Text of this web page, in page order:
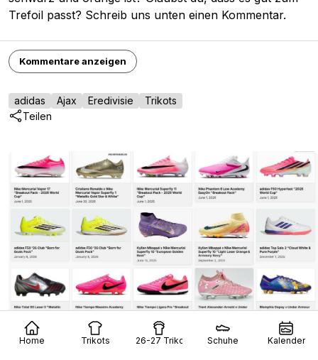
Home Trikots 26-27 Trikots Schuhe Kalender
Trefoil passt? Schreib uns unten einen Kommentar.
Kommentare anzeigen
adidas Ajax Eredivisie
Trikots
Teilen
Sneaker Legacy - Football Boots Archive
OFFIZIELL Sneaker Legacy